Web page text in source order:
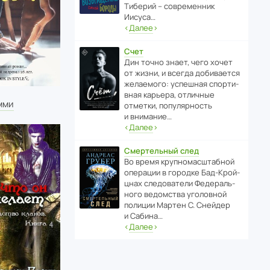
Тиберий – совре­менник
Иисуса…
‹Далее›
Счет
Дин точно знает, чего хочет
от жизни, и всегда доби­ва­ется
жела­е­мого: успе­шная спор­ти­
вная карьера, отли­чные
отметки, попу­ля­р­ность
и внимание…
‹Далее›
Смертельный след
Во время круп­но­мас­ш­та­бной
операции в городке Бад‑Крой­
цнах следо­ва­тели Феде­раль­
ного ведомства уголо­вной
полиции Мартен С. Снейдер
и Сабина…
‹Далее›